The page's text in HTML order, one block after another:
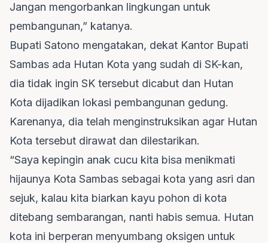
Jangan mengorbankan lingkungan untuk
pembangunan,” katanya.
Bupati Satono mengatakan, dekat Kantor Bupati
Sambas ada Hutan Kota yang sudah di SK-kan,
dia tidak ingin SK tersebut dicabut dan Hutan
Kota dijadikan lokasi pembangunan gedung.
Karenanya, dia telah menginstruksikan agar Hutan
Kota tersebut dirawat dan dilestarikan.
“Saya kepingin anak cucu kita bisa menikmati
hijaunya Kota Sambas sebagai kota yang asri dan
sejuk, kalau kita biarkan kayu pohon di kota
ditebang sembarangan, nanti habis semua. Hutan
kota ini berperan menyumbang oksigen untuk